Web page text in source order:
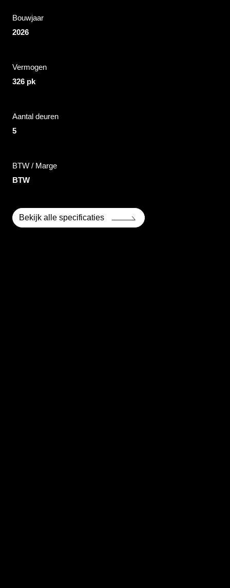
Bouwjaar
2026
Vermogen
326 pk
Aantal deuren
5
BTW / Marge
BTW
Bekijk alle specificaties